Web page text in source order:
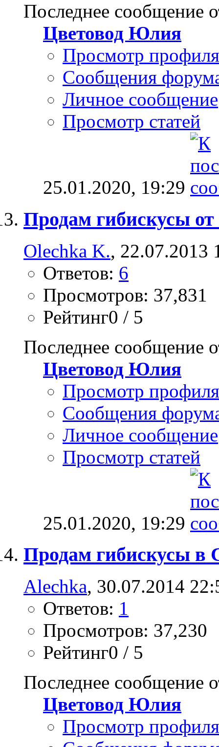
Последнее сообщение
Цветовод Юлия
Просмотр профиля
Сообщения
Личное сообщение
Просмотр статей
25.01.2020, 19:29
Продам гибискусы
Olechka K., 22.07.2013
Ответов: 6
Просмотров: 37,831
Рейтинг0 / 5
Последнее сообщение
Цветовод Юлия
Просмотр профиля
Сообщения
Личное сообщение
Просмотр статей
25.01.2020, 19:29
Продам гибискусы в
Alechka, 30.07.2014
Ответов: 1
Просмотров: 37,230
Рейтинг0 / 5
Последнее сообщение
Цветовод Юлия
Просмотр профиля